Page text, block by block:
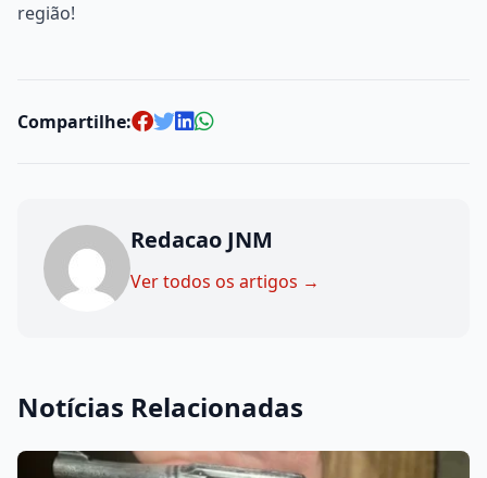
região!
Compartilhe:
Redacao JNM
Ver todos os artigos →
Notícias Relacionadas